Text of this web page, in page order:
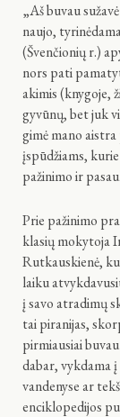
„Aš buvau
naujo,
(Švenčionių r.)
nors pati
akimis (knygoje,
gyvūnų, bet juk
gimė mano
įspūdžiams,
pažinimo ir
Prie pažinimo
klasių mokytoja
Rutkauskienė,
laiku
į savo atradimų
tai piranijas,
pirmiausiai
dabar, vykdama
vandenyse ar
enciklopedijos